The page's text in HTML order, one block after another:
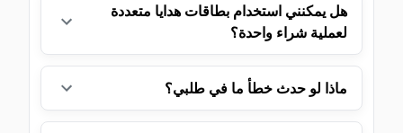
هل يمكنني استخدام بطاقات هدايا متعددة
لعملية شراء واحدة؟
ماذا لو حدث خطأ ما في طلبي؟